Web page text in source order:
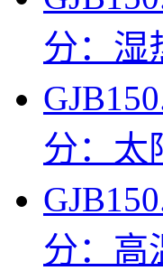
分：湿
分：太
分：高